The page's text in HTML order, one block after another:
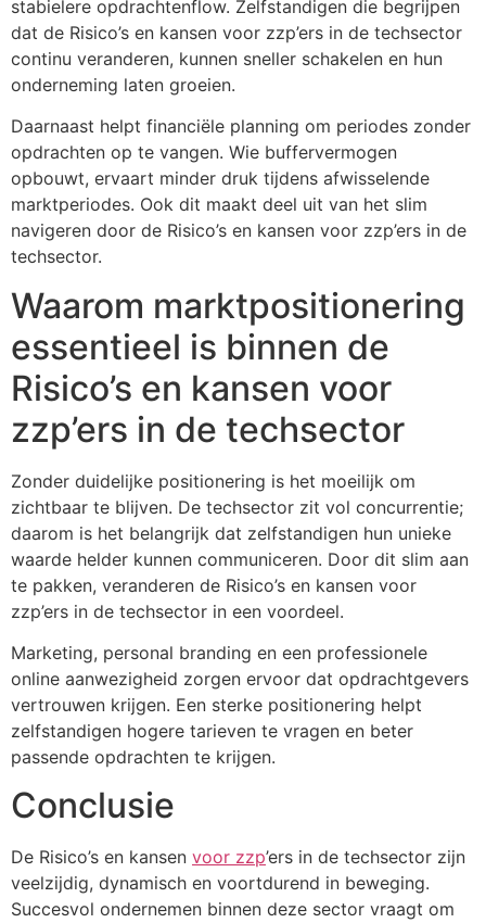
stabielere opdrachtenflow. Zelfstandigen die begrijpen
dat de Risico’s en kansen voor zzp’ers in de techsector
continu veranderen, kunnen sneller schakelen en hun
onderneming laten groeien.
Daarnaast helpt financiële planning om periodes zonder
opdrachten op te vangen. Wie buffervermogen
opbouwt, ervaart minder druk tijdens afwisselende
marktperiodes. Ook dit maakt deel uit van het slim
navigeren door de Risico’s en kansen voor zzp’ers in de
techsector.
Waarom marktpositionering
essentieel is binnen de
Risico’s en kansen voor
zzp’ers in de techsector
Zonder duidelijke positionering is het moeilijk om
zichtbaar te blijven. De techsector zit vol concurrentie;
daarom is het belangrijk dat zelfstandigen hun unieke
waarde helder kunnen communiceren. Door dit slim aan
te pakken, veranderen de Risico’s en kansen voor
zzp’ers in de techsector in een voordeel.
Marketing, personal branding en een professionele
online aanwezigheid zorgen ervoor dat opdrachtgevers
vertrouwen krijgen. Een sterke positionering helpt
zelfstandigen hogere tarieven te vragen en beter
passende opdrachten te krijgen.
Conclusie
De Risico’s en kansen voor zzp’ers in de techsector zijn
veelzijdig, dynamisch en voortdurend in beweging.
Succesvol ondernemen binnen deze sector vraagt om